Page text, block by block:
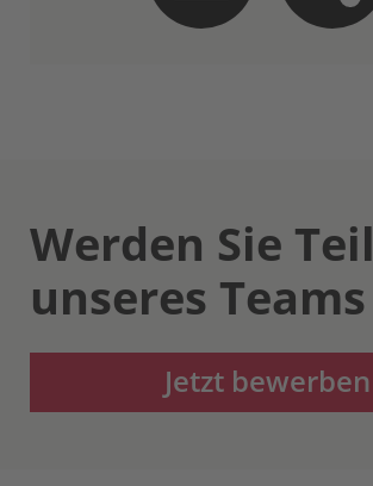
Werden Sie Teil
unseres Teams
Jetzt bewerben